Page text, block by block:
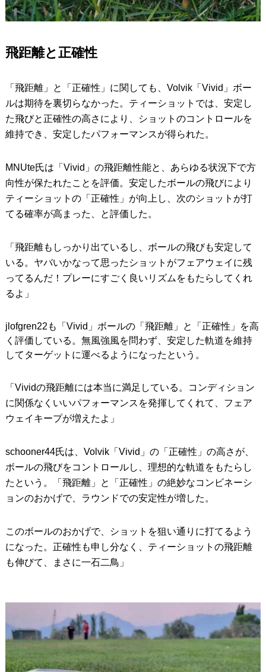
飛距離と正確性
「飛距離」と「正確性」に関しても、Volvik「Vivid」ボー
ルは期待を裏切らなかった。ティーショットでは、安定し
た飛びと正確性の高さにより、ショットのコントロールを
維持でき、安定したパフォーマンスが得られた。
MNUte氏は「Vivid」の飛距離性能と、あらゆる状況下で方
向性が保たれたことを評価。安定したボールの飛びにより
ティーショットの「正確性」が向上し、次のショットが打
てる確率が高まった、と評価した。
「飛距離もしっかり出ているし、ボールの飛びも安定して
いる。ヤバいかなって思ったショットがフェアウェイに残
ってるんだ！プレーにすごく良いリズムをもたらしてくれ
るよ」
jlofgren22も「Vivid」ボールの「飛距離」と「正確性」を高
く評価している。無風強風を問わず、安定した軌道を維持
してターゲットに運べるようになったという。
「Vividの飛距離には本当に満足している。コンディション
に関係なくいいパフォーマンスを発揮してくれて、フェア
ウェイキープが増えたよ」
schooner44氏は、Volvik「Vivid」の「正確性」の高さが、
ボールの飛びをコントロールし、理想的な軌道をもたらし
たという。「飛距離」と「正確性」の絶妙なコンビネーシ
ョンのおかげで、ラウンドでの安定性が増した。
このボールのおかげで、ショットを狙い通りに打てるよう
になった。正確性も申し分なく、ティーショットの飛距離
も伸びて、まさに一石二鳥」